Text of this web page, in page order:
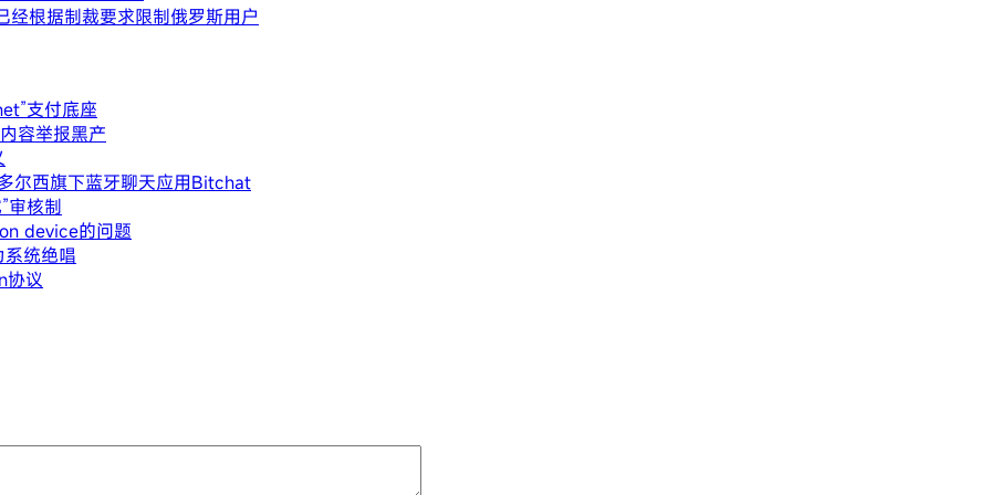
根据制裁要求限制俄罗斯用户
支付底座
容举报黑产
尔西旗下蓝牙聊天应用Bitchat
审核制
device的问题
统绝唱
协议